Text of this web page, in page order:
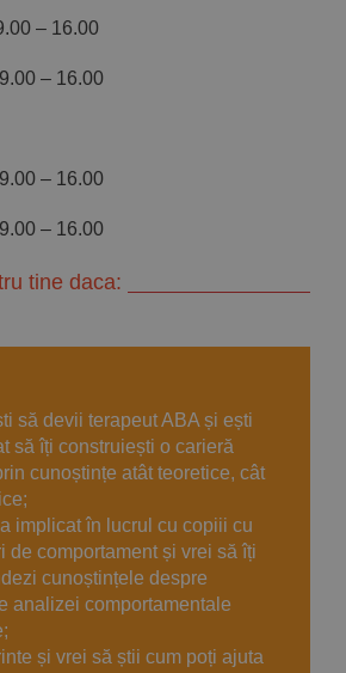
– 16.00
– 16.00
– 16.00
– 16.00
tine daca:
să devii terapeut ABA și ești
să îți construiești o carieră
cunoștințe atât teoretice, cât
implicat în lucrul cu copiii cu
de comportament și vrei să îți
cunoștințele despre
analizei comportamentale
și vrei să știi cum poți ajuta